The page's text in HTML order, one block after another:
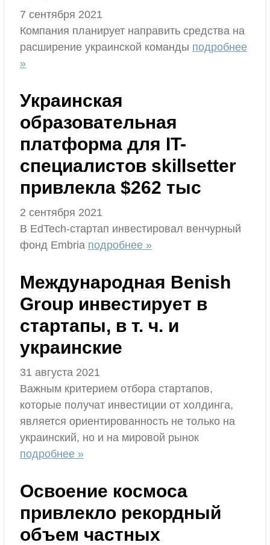
7 сентября 2021
Компания планирует направить средства на
расширение украинской команды подробнее
»
Украинская
образовательная
платформа для IT-
специалистов skillsetter
привлекла $262 тыс
2 сентября 2021
В EdTech-стартап инвестировал венчурный
фонд Embria подробнее »
Международная Benish
Group инвестирует в
стартапы, в т. ч. и
украинские
31 августа 2021
Важным критерием отбора стартапов,
которые получат инвестиции от холдинга,
является ориентированность не только на
украинский, но и на мировой рынок
подробнее »
Освоение космоса
привлекло рекордный
объем частных